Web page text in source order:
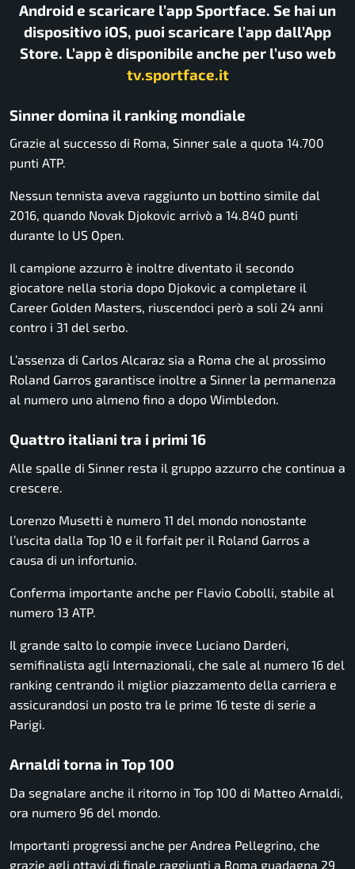
Android e scaricare l’app Sportface. Se hai un
dispositivo iOS, puoi scaricare l’app dall’App
Store. L’app è disponibile anche per l’uso web
tv.sportface.it
Sinner domina il ranking mondiale
Grazie al successo di Roma, Sinner sale a quota 14.700
punti ATP.
Nessun tennista aveva raggiunto un bottino simile dal
2016, quando Novak Djokovic arrivò a 14.840 punti
durante lo US Open.
Il campione azzurro è inoltre diventato il secondo
giocatore nella storia dopo Djokovic a completare il
Career Golden Masters, riuscendoci però a soli 24 anni
contro i 31 del serbo.
L’assenza di Carlos Alcaraz sia a Roma che al prossimo
Roland Garros garantisce inoltre a Sinner la permanenza
al numero uno almeno fino a dopo Wimbledon.
Quattro italiani tra i primi 16
Alle spalle di Sinner resta il gruppo azzurro che continua a
crescere.
Lorenzo Musetti è numero 11 del mondo nonostante
l’uscita dalla Top 10 e il forfait per il Roland Garros a
causa di un infortunio.
Conferma importante anche per Flavio Cobolli, stabile al
numero 13 ATP.
Il grande salto lo compie invece Luciano Darderi,
semifinalista agli Internazionali, che sale al numero 16 del
ranking centrando il miglior piazzamento della carriera e
assicurandosi un posto tra le prime 16 teste di serie a
Parigi.
Arnaldi torna in Top 100
Da segnalare anche il ritorno in Top 100 di Matteo Arnaldi
ora numero 96 del mondo.
Importanti progressi anche per Andrea Pellegrino , che
grazie agli ottavi di finale raggiunti a Roma guadagna 29